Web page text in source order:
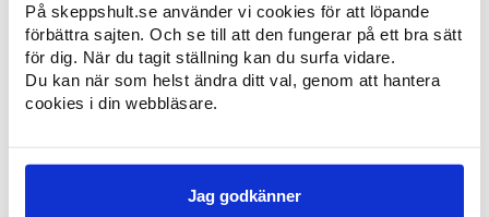
På skeppshult.se använder vi cookies för att löpande
förbättra sajten. Och se till att den fungerar på ett bra sätt
för dig. När du tagit ställning kan du surfa vidare.
Du kan när som helst ändra ditt val, genom att hantera
cookies i din webbläsare.
Jag godkänner